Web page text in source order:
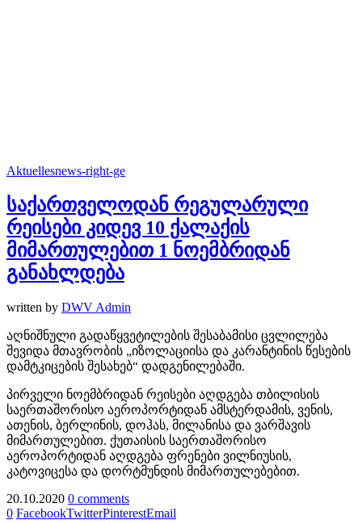
Aktuellesnews-right-ge
საქართველოდან რეგულარული
რეისები კიდევ 10 ქალაქის
მიმართულებით 1 ნოემბრიდან
განახლდება
written by DWV Admin
აღნიშნული გადაწყვეტილების შესაბამისი ცვლილება
შევიდა მთავრობის „იზოლაციისა და კარანტინის წესების
დამტკიცების შესახებ“ დადგენილებაში.
პირველი ნოემბრიდან რეისები აღდგება თბილისის
საერთაშორისო აეროპორტიდან ამსტერდამის, ვენის,
ათენის, ბერლინის, დოჰას, მილანისა და ვარშავის
მიმართულებით. ქუთაისის საერთაშორისო
აეროპორტიდან აღდგება ფრენები ვილნიუსის,
კატოვიცესა და დორტმუნდის მიმართულებებით.
20.10.2020 0 comments
0 FacebookTwitterPinterestEmail